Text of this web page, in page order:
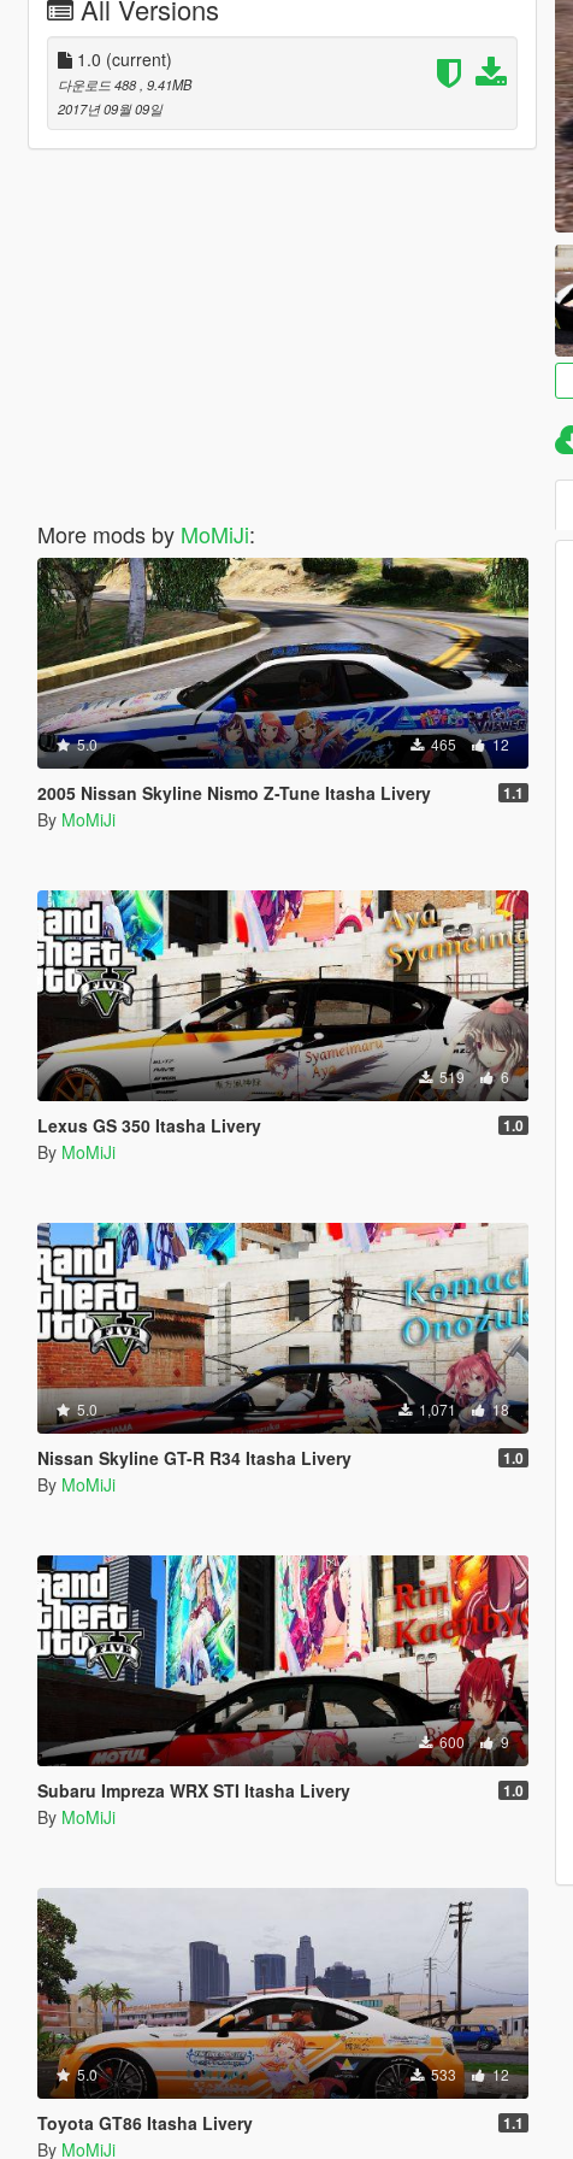
All Versions
1.0 (current)
다운로드 488 , 9.41MB
2017년 09월 09일
More mods by MoMiJi:
5.0 465 12
2005 Nissan Skyline Nismo Z-Tune Itasha Livery 1.1
By MoMiJi
519 6
Lexus GS 350 Itasha Livery 1.0
By MoMiJi
5.0 1,071 18
Nissan Skyline GT-R R34 Itasha Livery 1.0
By MoMiJi
600 9
Subaru Impreza WRX STI Itasha Livery 1.0
By MoMiJi
5.0 533 12
Toyota GT86 Itasha Livery 1.1
By MoMiJi